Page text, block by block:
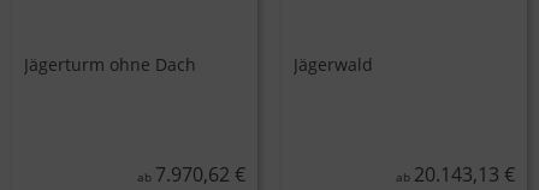
Jägerturm ohne Dach
ab 7.970,62 €
Jägerwald
ab 20.143,13 €